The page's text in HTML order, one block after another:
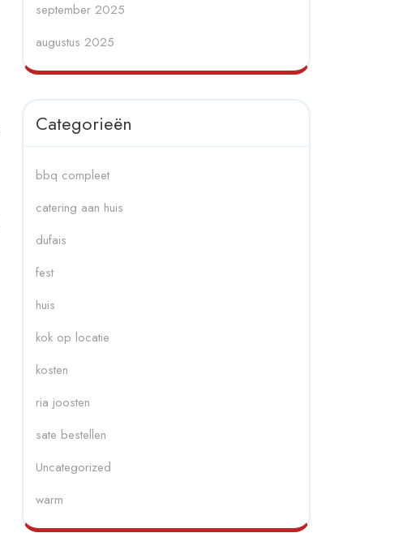
september 2025
augustus 2025
Categorieën
bbq compleet
catering aan huis
dufais
fest
huis
kok op locatie
kosten
ria joosten
sate bestellen
Uncategorized
warm